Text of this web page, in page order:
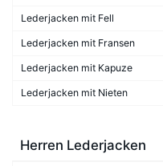
Lederjacken mit Fell
Lederjacken mit Fransen
Lederjacken mit Kapuze
Lederjacken mit Nieten
Herren Lederjacken